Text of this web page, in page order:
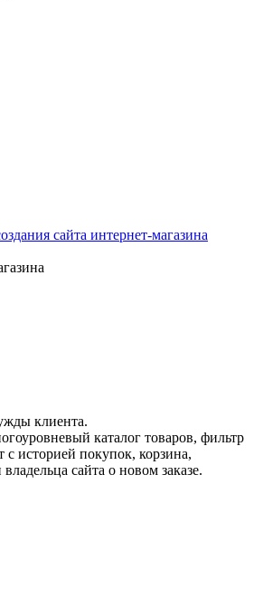
сайта интернет-магазина
клиента.
каталог товаров, фильтр
с историей покупок, корзина,
сайта о новом заказе.